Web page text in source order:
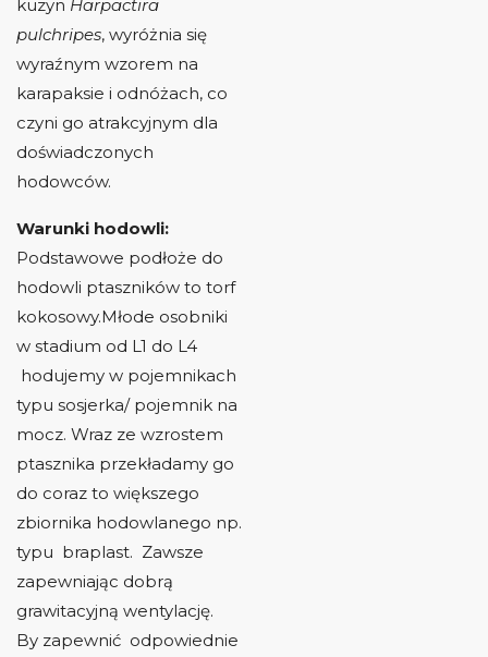
kuzyn Harpactira
pulchripes, wyróżnia się
wyraźnym wzorem na
karapaksie i odnóżach, co
czyni go atrakcyjnym dla
doświadczonych
hodowców.
Warunki hodowli:
Podstawowe podłoże do
hodowli ptaszników to torf
kokosowy.Młode osobniki
w stadium od L1 do L4
hodujemy w pojemnikach
typu sosjerka/ pojemnik na
mocz. Wraz ze wzrostem
ptasznika przekładamy go
do coraz to większego
zbiornika hodowlanego np.
typu braplast. Zawsze
zapewniając dobrą
grawitacyjną wentylację.
By zapewnić odpowiednie